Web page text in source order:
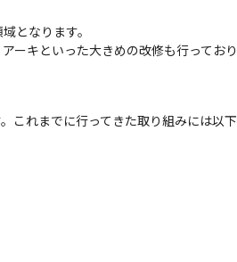
となります。
ーキといった大きめの改修も行っており
これまでに行ってきた取り組みには以下